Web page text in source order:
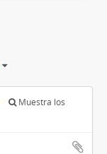
Muestra los